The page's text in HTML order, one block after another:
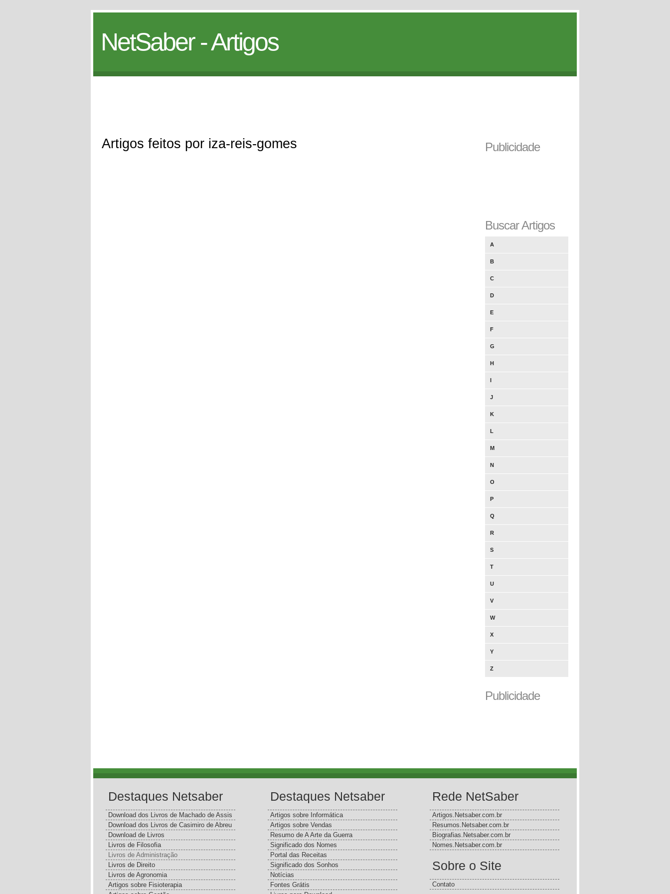
NetSaber - Artigos
Artigos feitos por iza-reis-gomes Publicidade
Buscar Artigos
A
B
C
D
E
F
G
H
I
J
K
L
M
N
O
P
Q
R
S
T
U
V
W
X
Y
Z
Publicidade
Destaques Netsaber
Download dos Livros de Machado de Assis
Download dos Livros de Casimiro de Abreu
Download de Livros
Livros de Filosofia
Livros de Administração
Livros de Direito
Livros de Agronomia
Artigos sobre Fisioterapia
Destaques Netsaber
Artigos sobre Informática
Artigos sobre Vendas
Resumo de A Arte da Guerra
Significado dos Nomes
Portal das Receitas
Significado dos Sonhos
Notícias
Fontes Grátis
Rede NetSaber
Artigos.Netsaber.com.br
Resumos.Netsaber.com.br
Biografias.Netsaber.com.br
Nomes.Netsaber.com.br
Sobre o Site
Contato